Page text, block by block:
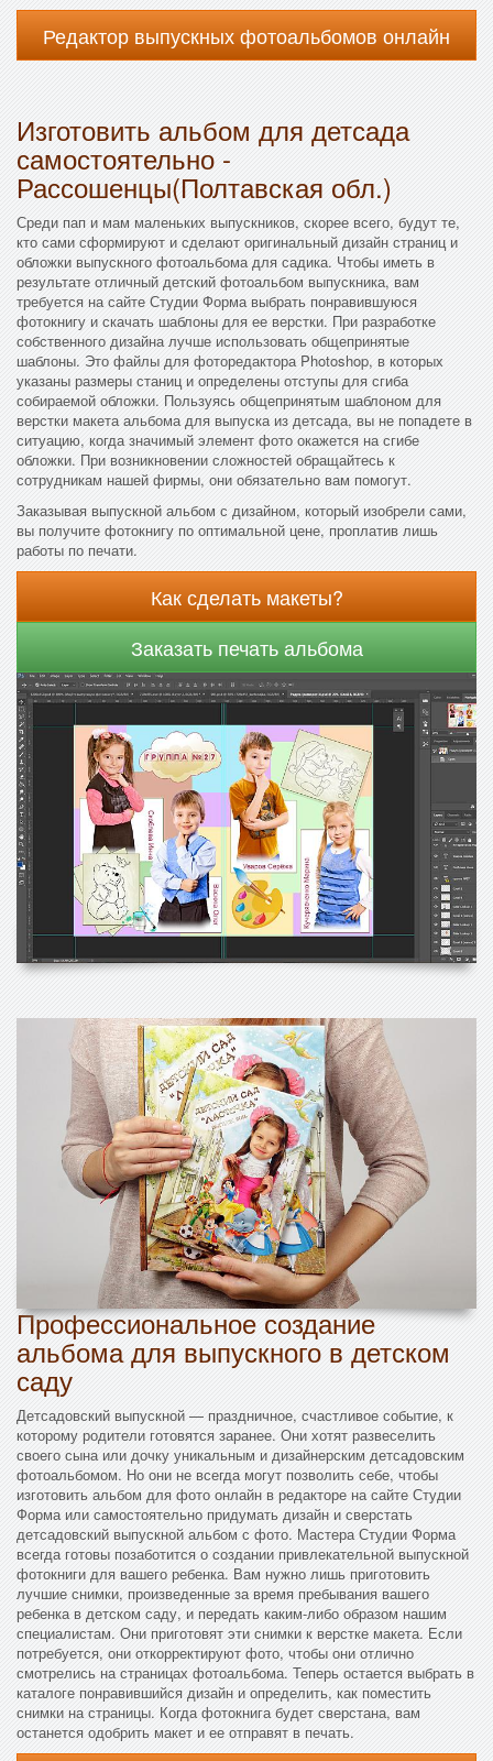
Редактор выпускных фотоальбомов онлайн
Изготовить альбом для детсада
самостоятельно -
Рассошенцы(Полтавская обл.)
Среди пап и мам маленьких выпускников, скорее всего, будут те,
кто сами сформируют и сделают оригинальный дизайн страниц и
обложки выпускного фотоальбома для садика. Чтобы иметь в
результате отличный детский фотоальбом выпускника, вам
требуется на сайте Студии Форма выбрать понравившуюся
фотокнигу и скачать шаблоны для ее верстки. При разработке
собственного дизайна лучше использовать общепринятые
шаблоны. Это файлы для фоторедактора Photoshop, в которых
указаны размеры станиц и определены отступы для сгиба
собираемой обложки. Пользуясь общепринятым шаблоном для
верстки макета альбома для выпуска из детсада, вы не попадете в
ситуацию, когда значимый элемент фото окажется на сгибе
обложки. При возникновении сложностей обращайтесь к
сотрудникам нашей фирмы, они обязательно вам помогут.
Заказывая выпускной альбом с дизайном, который изобрели сами,
вы получите фотокнигу по оптимальной цене, проплатив лишь
работы по печати.
Как сделать макеты?
Заказать печать альбома
Профессиональное создание
альбома для выпускного в детском
саду
Детсадовский выпускной — праздничное, счастливое событие, к
которому родители готовятся заранее. Они хотят развеселить
своего сына или дочку уникальным и дизайнерским детсадовским
фотоальбомом. Но они не всегда могут позволить себе, чтобы
изготовить альбом для фото онлайн в редакторе на сайте Студии
Форма или самостоятельно придумать дизайн и сверстать
детсадовский выпускной альбом с фото. Мастера Студии Форма
всегда готовы позаботится о создании привлекательной выпускной
фотокниги для вашего ребенка. Вам нужно лишь приготовить
лучшие снимки, произведенные за время пребывания вашего
ребенка в детском саду, и передать каким-либо образом нашим
специалистам. Они приготовят эти снимки к верстке макета. Если
потребуется, они откорректируют фото, чтобы они отлично
смотрелись на страницах фотоальбома. Теперь остается выбрать в
каталоге понравившийся дизайн и определить, как поместить
снимки на страницы. Когда фотокнига будет сверстана, вам
останется одобрить макет и ее отправят в печать.